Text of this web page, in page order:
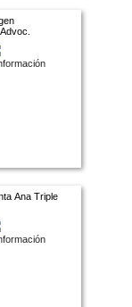
Ana Triple